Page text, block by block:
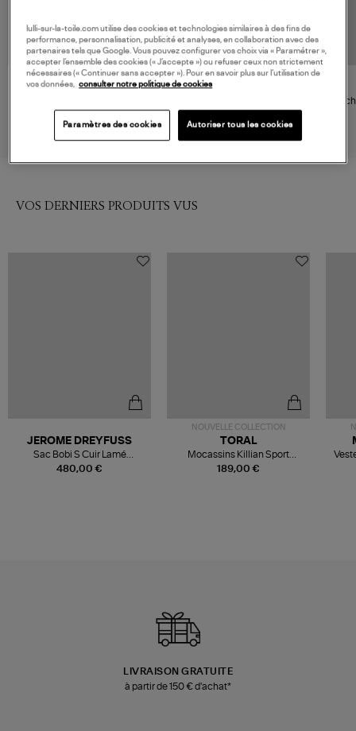
NOUVELLE COLLECTION
IBELIV
Collaboration Ibeliv X Véronika
Loubry
NOUVELLE COLLECTION
Exclusivité Lulli
VOS DERNIERS PRODUITS VUS
480,00 €
JEROME DREYFUSS
Sac Bobi S Cuir Lamé
Champagne
NOUVELLE COLLECTION
189,00 €
TORAL
Mocassins Killian Sport
Mousse
LIVRAISON GRATUITE
à partir de 150 € d'achat*
lulli-sur-la-toile.com utilise des cookies et technologies similaires à des fins de
performance, personnalisation, publicité et analyses, en collaboration avec des
partenaires tels que Google. Vous pouvez configurer vos choix via « Paramétrer »,
accepter l’ensemble des cookies (« J’accepte ») ou refuser ceux non strictement
nécessaires (« Continuer sans accepter »). Pour en savoir plus sur l’utilisation de
vos données, consulter notre politique de cookies
Paramètres des cookies Autoriser tous les cookies